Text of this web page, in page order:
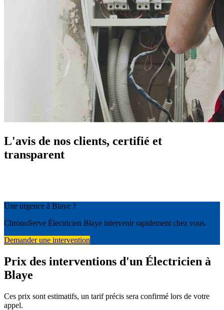
L'avis de nos clients, certifié et
transparent
Une urgence à Blaye ?
ChronoServe Électricien Blaye intervenir rapidement chez vous.
Demander une intervention
Prix des interventions d'un Électricien à
Blaye
Ces prix sont estimatifs, un tarif précis sera confirmé lors de votre
appel.